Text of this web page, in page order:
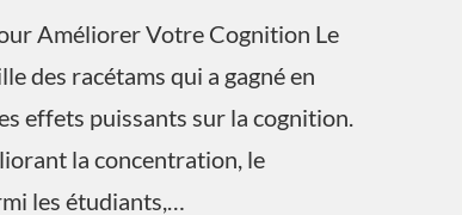
Améliorer Votre Cognition Le
des racétams qui a gagné en
effets puissants sur la cognition.
la concentration, le
les étudiants,…